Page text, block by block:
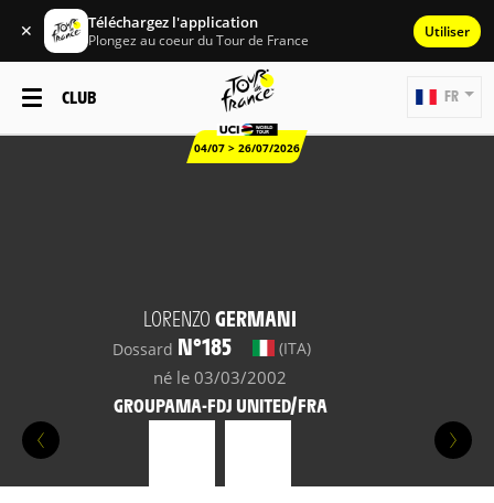
✕ Téléchargez l'application
Plongez au coeur du Tour de France Utiliser
CLUB
04/07 > 26/07/2026
FR
LORENZO GERMANI
Dossard N°185 (ITA)
né le 03/03/2002
GROUPAMA-FDJ UNITED/FRA